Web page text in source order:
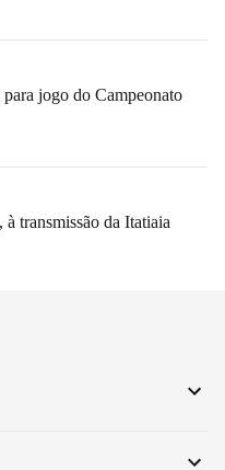
jogo do Campeonato
transmissão da Itatiaia